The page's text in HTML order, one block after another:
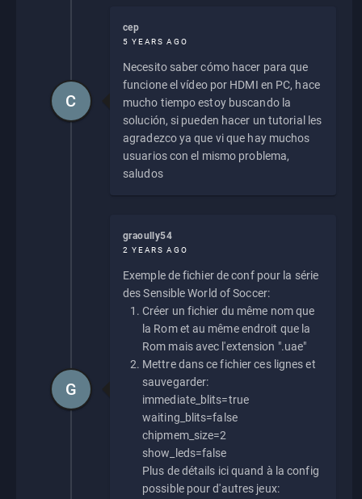
cep
5 YEARS AGO
Necesito saber cómo hacer para que
funcione el vídeo por HDMI en PC, hace
mucho tiempo estoy buscando la
solución, si pueden hacer un tutorial les
agradezco ya que vi que hay muchos
usuarios con el mismo problema,
saludos
C
graoully54
2 YEARS AGO
Exemple de fichier de conf pour la série
des Sensible World of Soccer:
Créer un fichier du même nom que
la Rom et au même endroit que la
Rom mais avec l'extension ".uae"
Mettre dans ce fichier ces lignes et
sauvegarder:
immediate_blits=true
waiting_blits=false
chipmem_size=2
show_leds=false
Plus de détails ici quand à la config
possible pour d'autres jeux:
G